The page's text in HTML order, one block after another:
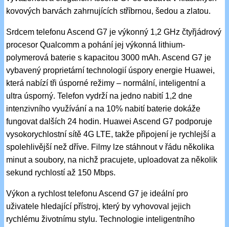
kovových barvách zahrnujících stříbrnou, šedou a zlatou.
Srdcem telefonu Ascend G7 je výkonný 1,2 GHz čtyřjádrový
procesor Qualcomm a pohání jej výkonná lithium-
polymerová baterie s kapacitou 3000 mAh. Ascend G7 je
vybavený proprietární technologií úspory energie Huawei,
která nabízí tři úsporné režimy – normální, inteligentní a
ultra úsporný. Telefon vydrží na jedno nabití 1,2 dne
intenzivního využívání a na 10% nabití baterie dokáže
fungovat dalších 24 hodin. Huawei Ascend G7 podporuje
vysokorychlostní sítě 4G LTE, takže připojení je rychlejší a
spolehlivější než dříve. Filmy lze stáhnout v řádu několika
minut a soubory, na nichž pracujete, uploadovat za několik
sekund rychlostí až 150 Mbps.
Výkon a rychlost telefonu Ascend G7 je ideální pro
uživatele hledající přístroj, který by vyhovoval jejich
rychlému životnímu stylu. Technologie inteligentního